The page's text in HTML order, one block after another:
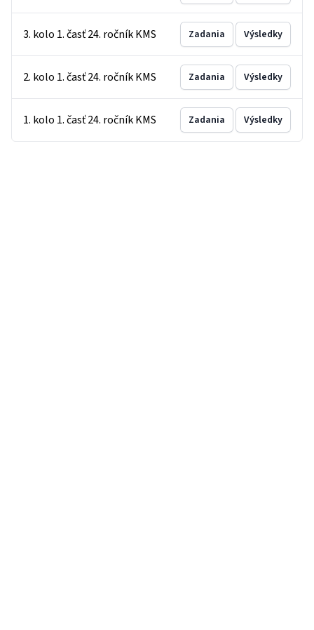
3. kolo 1. časť 24. ročník KMS Zadania Výsledky
2. kolo 1. časť 24. ročník KMS Zadania Výsledky
1. kolo 1. časť 24. ročník KMS Zadania Výsledky